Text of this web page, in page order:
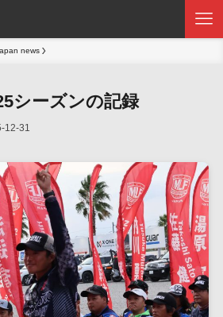
news
シーズンの記録
12-31